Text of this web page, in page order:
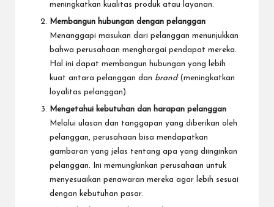
meningkatkan kualitas produk atau layanan.
Membangun hubungan dengan pelanggan
Menanggapi masukan dari pelanggan menunjukkan
bahwa perusahaan menghargai pendapat mereka.
Hal ini dapat membangun hubungan yang lebih
kuat antara pelanggan dan brand(meningkatkan
loyalitas pelanggan ).
Mengetahui kebutuhan dan harapan pelanggan
Melalui ulasan dan tanggapan yang diberikan oleh
pelanggan, perusahaan bisa mendapatkan
gambaran yang jelas tentang apa yang diinginkan
pelanggan. Ini memungkinkan perusahaan untuk
menyesuaikan penawaran mereka agar lebih sesuai
dengan kebutuhan pasar.